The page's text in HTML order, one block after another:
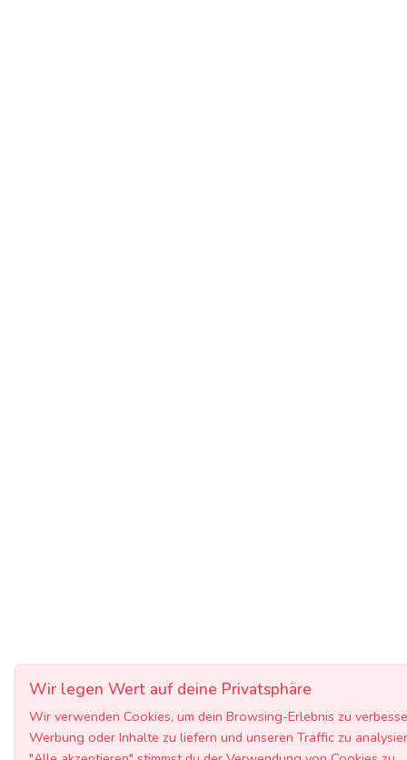
Wir legen Wert auf deine Privatsphäre
Wir verwenden Cookies, um dein Browsing-Erlebnis zu
Werbung oder Inhalte zu liefern und unseren Traffic zu